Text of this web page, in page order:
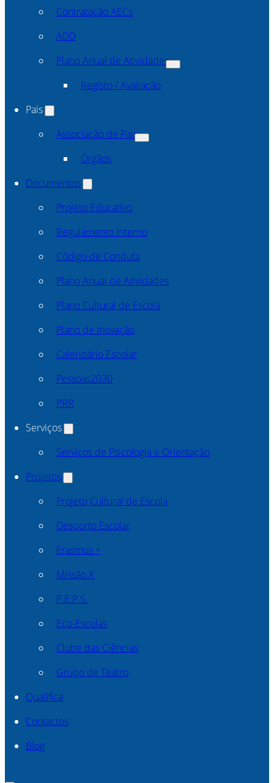
Contratação AECs
ADD
Plano Anual de Atividades
Registo / Avaliação
Pais
Associação de Pais
Órgãos
Documentos
Projeto Educativo
Regulamento Interno
Código de Conduta
Plano Anual de Atividades
Plano Cultural de Escola
Plano de Inovação
Calendário Escolar
Pessoas2030
PRR
Serviços
Serviços de Psicologia e Orientação
Projetos
Projeto Cultural de Escola
Desporto Escolar
Erasmus +
Missão X
P.E.P.S.
Eco-Escolas
Clube das Ciências
Grupo de Teatro
Qualifica
Contactos
Blog